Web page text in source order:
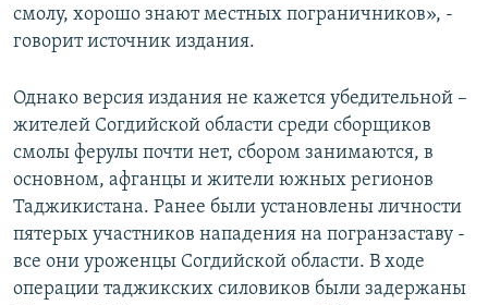
смолу, хорошо знают местных пограничников», -
говорит источник издания.
Однако версия издания не кажется убедительной –
жителей Согдийской области среди сборщиков
смолы ферулы почти нет, сбором занимаются, в
основном, афганцы и жители южных регионов
Таджикистана. Ранее были установлены личности
пятерых участников нападения на погранзаставу -
все они уроженцы Согдийской области. В ходе
операции таджикских силовиков были задержаны